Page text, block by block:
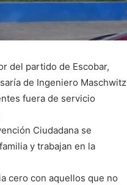
del partido de Escobar,
de Ingeniero Maschwitz
fuera de servicio
Ciudadana se
y trabajan en la
cero con aquellos que no